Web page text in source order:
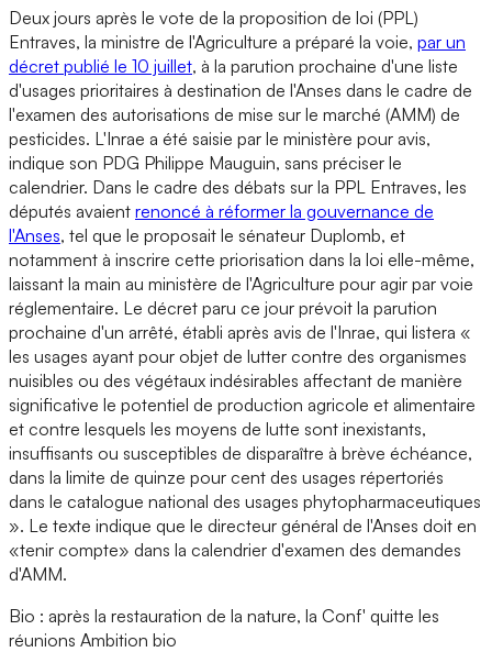
Deux jours après le vote de la proposition de loi (PPL)
Entraves, la ministre de l'Agriculture a préparé la voie, par un
décret publié le 10 juillet, à la parution prochaine d'une liste
d'usages prioritaires à destination de l'Anses dans le cadre de
l'examen des autorisations de mise sur le marché (AMM) de
pesticides. L'Inrae a été saisie par le ministère pour avis,
indique son PDG Philippe Mauguin, sans préciser le
calendrier. Dans le cadre des débats sur la PPL Entraves, les
députés avaient renoncé à réformer la gouvernance de
l'Anses, tel que le proposait le sénateur Duplomb, et
notamment à inscrire cette priorisation dans la loi elle-même,
laissant la main au ministère de l'Agriculture pour agir par voie
réglementaire. Le décret paru ce jour prévoit la parution
prochaine d'un arrêté, établi après avis de l'Inrae, qui listera «
les usages ayant pour objet de lutter contre des organismes
nuisibles ou des végétaux indésirables affectant de manière
significative le potentiel de production agricole et alimentaire
et contre lesquels les moyens de lutte sont inexistants,
insuffisants ou susceptibles de disparaître à brève échéance,
dans la limite de quinze pour cent des usages répertoriés
dans le catalogue national des usages phytopharmaceutiques
». Le texte indique que le directeur général de l'Anses doit en
«tenir compte» dans la calendrier d'examen des demandes
d'AMM.
Bio : après la restauration de la nature, la Conf' quitte les
réunions Ambition bio